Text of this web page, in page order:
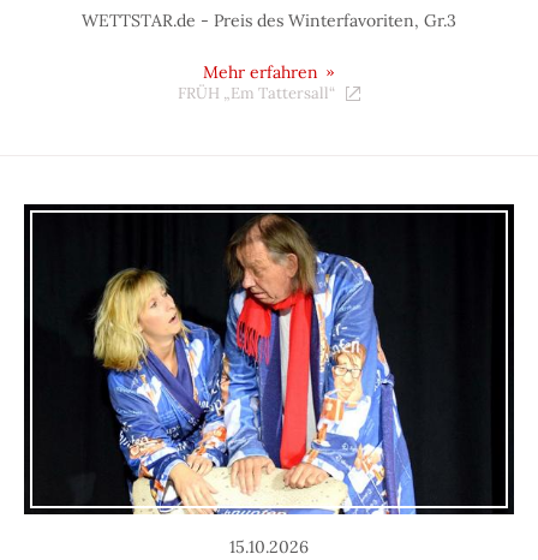
WETTSTAR.de - Preis des Winterfavoriten, Gr.3
Mehr erfahren
FRÜH „Em Tattersall“
15.10.2026